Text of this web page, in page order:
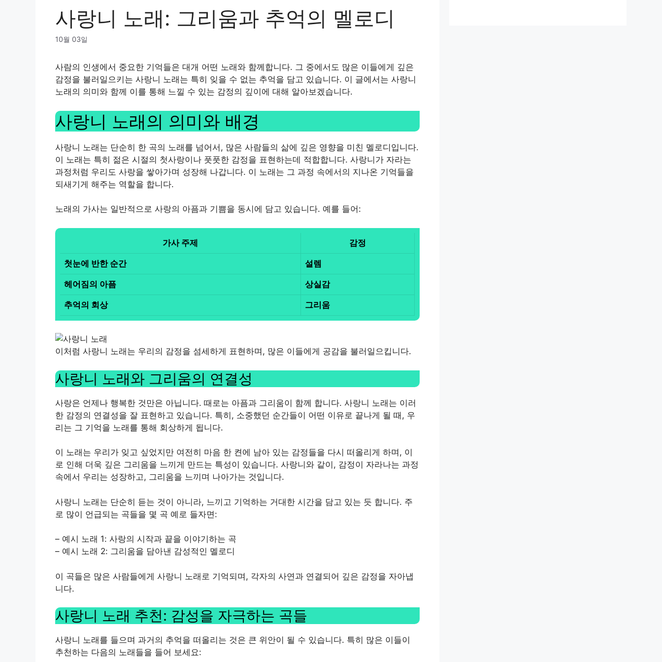
사랑니 노래: 그리움과 추억의 멜로디
10월 03일
사람의 인생에서 중요한 기억들은 대개 어떤 노래와 함께합니다. 그 중에서도 많은 이들에게 깊은
감정을 불러일으키는 사랑니 노래는 특히 잊을 수 없는 추억을 담고 있습니다. 이 글에서는 사랑니
노래의 의미와 함께 이를 통해 느낄 수 있는 감정의 깊이에 대해 알아보겠습니다.
사랑니 노래의 의미와 배경
사랑니 노래는 단순히 한 곡의 노래를 넘어서, 많은 사람들의 삶에 깊은 영향을 미친 멜로디입니다.
이 노래는 특히 젊은 시절의 첫사랑이나 풋풋한 감정을 표현하는데 적합합니다. 사랑니가 자라는
과정처럼 우리도 사랑을 쌓아가며 성장해 나갑니다. 이 노래는 그 과정 속에서의 지나온 기억들을
되새기게 해주는 역할을 합니다.
노래의 가사는 일반적으로 사랑의 아픔과 기쁨을 동시에 담고 있습니다. 예를 들어:
가사 주제 감정
첫눈에 반한 순간 설렘
헤어짐의 아픔 상실감
추억의 회상 그리움
이처럼 사랑니 노래는 우리의 감정을 섬세하게 표현하며, 많은 이들에게 공감을 불러일으킵니다.
사랑니 노래와 그리움의 연결성
사랑은 언제나 행복한 것만은 아닙니다. 때로는 아픔과 그리움이 함께 합니다. 사랑니 노래는 이러
한 감정의 연결성을 잘 표현하고 있습니다. 특히, 소중했던 순간들이 어떤 이유로 끝나게 될 때, 우
리는 그 기억을 노래를 통해 회상하게 됩니다.
이 노래는 우리가 잊고 싶었지만 여전히 마음 한 켠에 남아 있는 감정들을 다시 떠올리게 하며, 이
로 인해 더욱 깊은 그리움을 느끼게 만드는 특성이 있습니다. 사랑니와 같이, 감정이 자라나는 과정
속에서 우리는 성장하고, 그리움을 느끼며 나아가는 것입니다.
사랑니 노래는 단순히 듣는 것이 아니라, 느끼고 기억하는 거대한 시간을 담고 있는 듯 합니다. 주
로 많이 언급되는 곡들을 몇 곡 예로 들자면:
– 예시 노래 1: 사랑의 시작과 끝을 이야기하는 곡
– 예시 노래 2: 그리움을 담아낸 감성적인 멜로디
이 곡들은 많은 사람들에게 사랑니 노래로 기억되며, 각자의 사연과 연결되어 깊은 감정을 자아냅
니다.
사랑니 노래 추천: 감성을 자극하는 곡들
사랑니 노래를 들으며 과거의 추억을 떠올리는 것은 큰 위안이 될 수 있습니다. 특히 많은 이들이
추천하는 다음의 노래들을 들어 보세요: